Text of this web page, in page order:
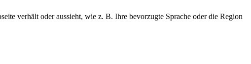
verhält oder aussieht, wie z. B. Ihre bevorzugte Sprache oder die Region